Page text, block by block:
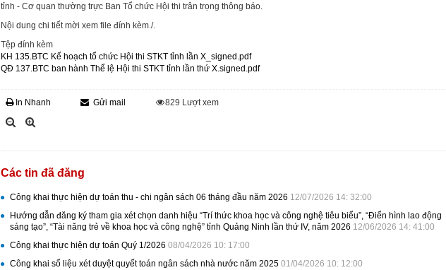
tỉnh - Cơ quan thường trực Ban Tổ chức Hội thi trân trọng thông báo.
Nội dung chi tiết mời xem file đính kèm./.
Tệp đính kèm
KH 135.BTC Kế hoạch tổ chức Hội thi STKT tỉnh lần X_signed.pdf
QĐ 137.BTC ban hành Thể lệ Hội thi STKT tỉnh lần thứ X.signed.pdf
In Nhanh Gửi mail 829 Lượt xem
Các tin đã đăng
Công khai thực hiện dự toán thu - chi ngân sách 06 tháng đầu năm 2026 12/07/2026 14: 32:00
Hướng dẫn đăng ký tham gia xét chọn danh hiệu “Trí thức khoa học và công nghệ tiêu biểu”, “Điển hình lao động
sáng tạo”, “Tài năng trẻ về khoa học và công nghệ” tỉnh Quảng Ninh lần thứ IV, năm 2026 12/06/2026 14: 41:00
Công khai thực hiện dự toán Quý 1/2026 08/04/2026 10: 17:00
Công khai số liệu xét duyệt quyết toán ngân sách nhà nước năm 2025 01/04/2026 10: 12:00